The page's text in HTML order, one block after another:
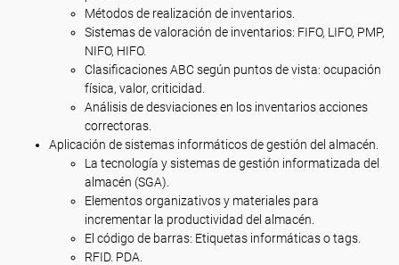
Métodos de realización de inventarios.
Sistemas de valoración de inventarios: FIFO, LIFO, PMP,
NIFO, HIFO.
Clasificaciones ABC según puntos de vista: ocupación
física, valor, criticidad.
Análisis de desviaciones en los inventarios acciones
correctoras.
Aplicación de sistemas informáticos de gestión del almacén.
La tecnología y sistemas de gestión informatizada del
almacén (SGA).
Elementos organizativos y materiales para
incrementar la productividad del almacén.
El código de barras: Etiquetas informáticas o tags.
RFID. PDA.